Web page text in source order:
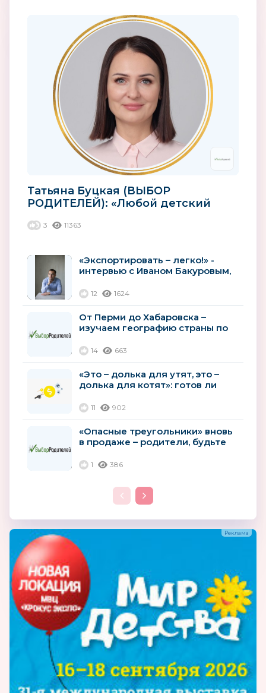
Татьяна Буцкая (ВЫБОР
РОДИТЕЛЕЙ): «Любой детский
качественным»
3 11363
«Экспортировать – легко!» -
интервью с Иваном Бакуровым,
12 1624
От Перми до Хабаровска –
изучаем географию страны по
14 663
«Это – долька для утят, это –
долька для котят»: готов ли
11 902
«Опасные треугольники» вновь
в продаже – родители, будьте
1 386